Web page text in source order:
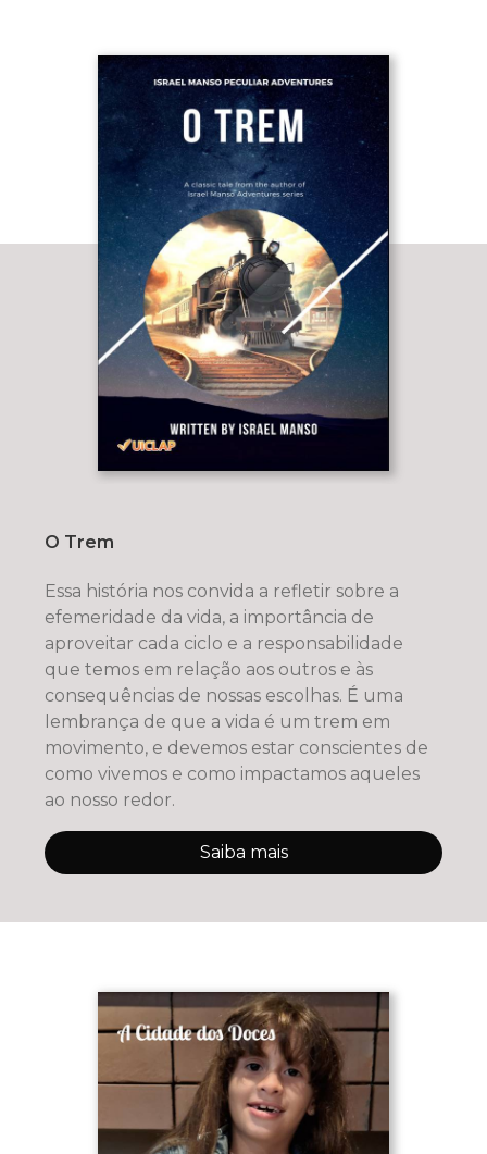
O Trem
Essa história nos convida a refletir sobre a
efemeridade da vida, a importância de
aproveitar cada ciclo e a responsabilidade
que temos em relação aos outros e às
consequências de nossas escolhas. É uma
lembrança de que a vida é um trem em
movimento, e devemos estar conscientes de
como vivemos e como impactamos aqueles
ao nosso redor.
Saiba mais